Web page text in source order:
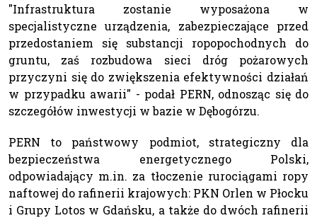
"Infrastruktura zostanie wyposażona w
specjalistyczne urządzenia, zabezpieczające przed
przedostaniem się substancji ropopochodnych do
gruntu, zaś rozbudowa sieci dróg pożarowych
przyczyni się do zwiększenia efektywności działań
w przypadku awarii" - podał PERN, odnosząc się do
szczegółów inwestycji w bazie w Dębogórzu.
PERN to państwowy podmiot, strategiczny dla
bezpieczeństwa energetycznego Polski,
odpowiadający m.in. za tłoczenie rurociągami ropy
naftowej do rafinerii krajowych: PKN Orlen w Płocku
i Grupy Lotos w Gdańsku, a także do dwóch rafinerii